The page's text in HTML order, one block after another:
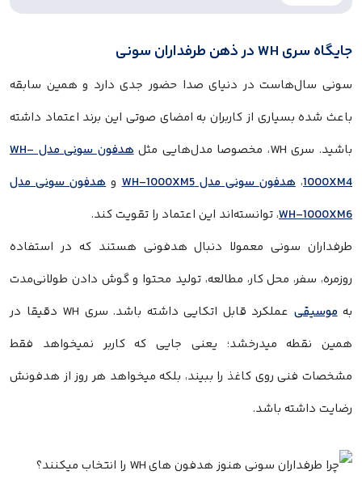
جایگاه سری WH در ذهن طرفداران سونی
سونی سال‌هاست در دنیای صدا حضور جدی دارد و همین سابقه
باعث شده بسیاری از کاربران به امضای صوتی این برند اعتماد داشته
باشید. سری WH، مخصوصا مدل‌هایی مثل
هدفون سونی مدل WH-
1000XM4،هدفون سونی مدل WH-1000XM5 وهدفون سونی مدل
WH-1000XM6، توانسته‌اند این اعتماد را تقویت کند.
طرفداران سونی معمولا دنبال هدفونی هستند که در استفاده
روزمره، سفر، محل کار، مطالعه، تولید محتوا و گوش دادن طولانی‌مدت
بهموسیقی
عملکرد قابل اتکایی داشته باشد. سری WH دقیقا در
همین نقطه میدرخشد؛ یعنی جایی که کاربر نمیخواهد فقط
مشخصات فنی روی کاغذ را ببیند، بلکه میخواهد هر روز از هدفونش
رضایت داشته باشد.